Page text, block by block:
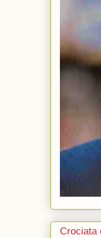
Crociata